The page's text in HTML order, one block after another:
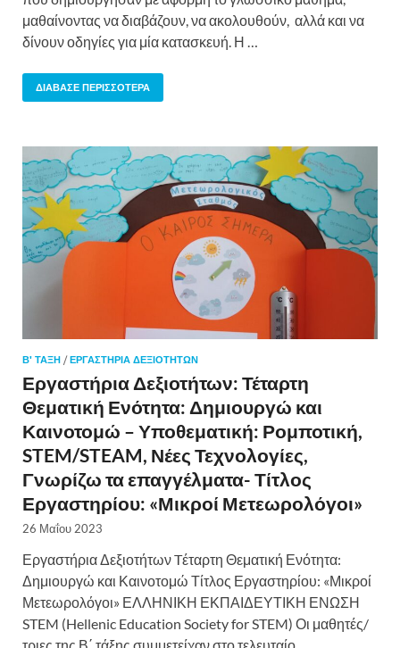
μαθαίνοντας να διαβάζουν, να ακολουθούν, αλλά και να
δίνουν οδηγίες για μία κατασκευή. Η …
ΔΙΆΒΑΣΕ ΠΕΡΙΣΣΌΤΕΡΑ
Β' ΤΑΞΗ /ΕΡΓΑΣΤΉΡΙΑ ΔΕΞΙΟΤΉΤΩΝ
Εργαστήρια Δεξιοτήτων: Τέταρτη
Θεματική Ενότητα: Δημιουργώ και
Καινοτομώ – Υποθεματική: Ρομποτική,
STEM/STEAM, Νέες Τεχνολογίες,
Γνωρίζω τα επαγγέλματα- Τίτλος
Εργαστηρίου: «Μικροί Μετεωρολόγοι»
26 Μαΐου 2023
Εργαστήρια Δεξιοτήτων Tέταρτη Θεματική Ενότητα:
Δημιουργώ και Καινοτομώ Τίτλος Εργαστηρίου: «Μικροί
Μετεωρολόγοι» ΕΛΛΗΝΙΚΗ ΕΚΠΑΙΔΕΥΤΙΚΗ ΕΝΩΣΗ
STEM (Hellenic Education Society for STEM) Οι μαθητές/